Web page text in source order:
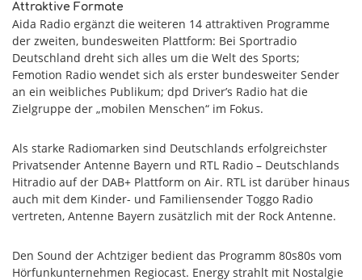
Attraktive Formate
Aida Radio ergänzt die weiteren 14 attraktiven Programme
der zweiten, bundesweiten Plattform: Bei Sportradio
Deutschland dreht sich alles um die Welt des Sports;
Femotion Radio wendet sich als erster bundesweiter Sender
an ein weibliches Publikum; dpd Driver’s Radio hat die
Zielgruppe der „mobilen Menschen“ im Fokus.
Als starke Radiomarken sind Deutschlands erfolgreichster
Privatsender Antenne Bayern und RTL Radio – Deutschlands
Hitradio auf der DAB+ Plattform on Air. RTL ist darüber hinaus
auch mit dem Kinder- und Familiensender Toggo Radio
vertreten, Antenne Bayern zusätzlich mit der Rock Antenne.
Den Sound der Achtziger bedient das Programm 80s80s vom
Hörfunkunternehmen Regiocast. Energy strahlt mit Nostalgie